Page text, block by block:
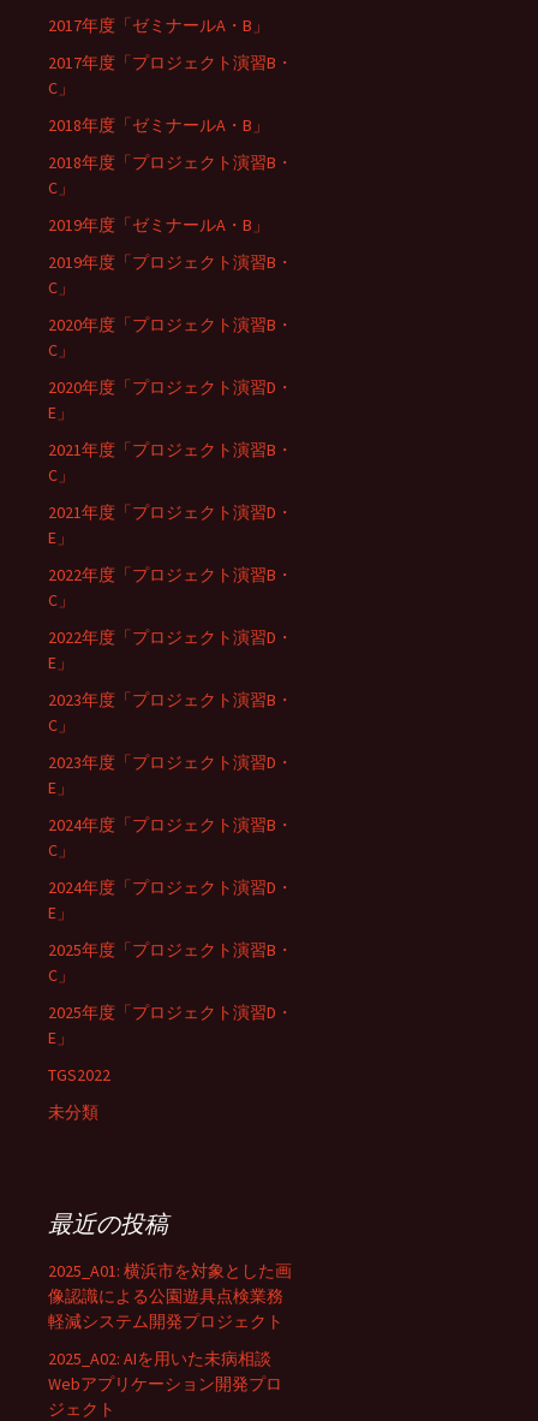
2017年度「ゼミナールA・B」
2017年度「プロジェクト演習B・
C」
2018年度「ゼミナールA・B」
2018年度「プロジェクト演習B・
C」
2019年度「ゼミナールA・B」
2019年度「プロジェクト演習B・
C」
2020年度「プロジェクト演習B・
C」
2020年度「プロジェクト演習D・
E」
2021年度「プロジェクト演習B・
C」
2021年度「プロジェクト演習D・
E」
2022年度「プロジェクト演習B・
C」
2022年度「プロジェクト演習D・
E」
2023年度「プロジェクト演習B・
C」
2023年度「プロジェクト演習D・
E」
2024年度「プロジェクト演習B・
C」
2024年度「プロジェクト演習D・
E」
2025年度「プロジェクト演習B・
C」
2025年度「プロジェクト演習D・
E」
TGS2022
未分類
最近の投稿
2025_A01: 横浜市を対象とした画
像認識による公園遊具点検業務
軽減システム開発プロジェクト
2025_A02: AIを用いた未病相談
Webアプリケーション開発プロ
ジェクト